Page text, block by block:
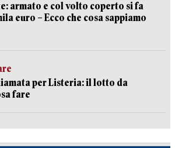
armato e col volto coperto si fa
euro – Ecco che cosa sappiamo
per Listeria: il lotto da
fare